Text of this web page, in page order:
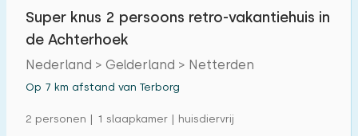
Super knus 2 persoons retro-vakantiehuis in
de Achterhoek
Nederland > Gelderland > Netterden
Op 7 km afstand van Terborg
2 personen | 1 slaapkamer | huisdiervrij